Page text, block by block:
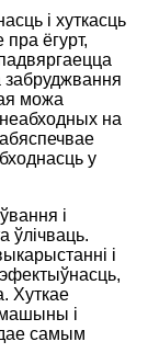
і хуткасць
ёгурт,
можа
на
у
і
ўлічваць.
і
Хуткае
машыны і
самым